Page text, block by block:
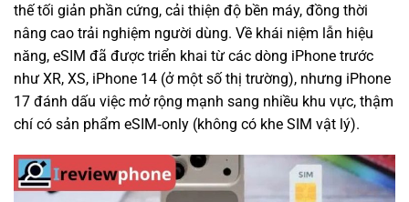
thế tối giản phần cứng, cải thiện độ bền máy, đồng thời
nâng cao trải nghiệm người dùng. Về khái niệm lẫn hiệu
năng, eSIM đã được triển khai từ các dòng iPhone trước
như XR, XS, iPhone 14 (ở một số thị trường), nhưng iPhone
17 đánh dấu việc mở rộng mạnh sang nhiều khu vực, thậm
chí có sản phẩm eSIM‑only (không có khe SIM vật lý).